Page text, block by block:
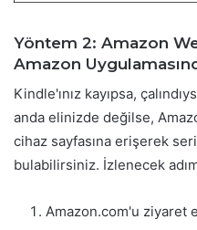
Yöntem 2: Amazon
Amazon
Kindle'ınız kayıpsa,
anda elinizde değilse,
cihaz sayfasına erişerek
bulabilirsiniz. İzlenecek
Amazon.com'u ziyaret